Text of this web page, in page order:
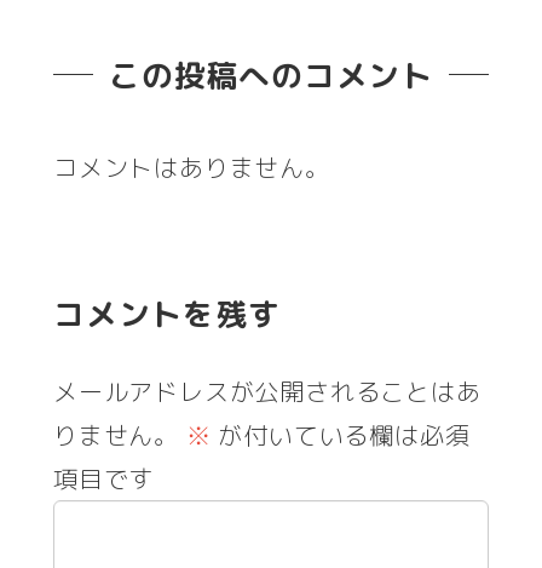
この投稿へのコメント
コメントはありません。
コメントを残す
メールアドレスが公開されることはあ
りません。
※ が付いている欄は必須
項目です